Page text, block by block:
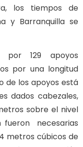
los tiempos de
y Barranquilla se
por 129 apoyos
por una longitud
de los apoyos está
dados cabezales,
sobre el nivel
fueron necesarias
metros cúbicos de